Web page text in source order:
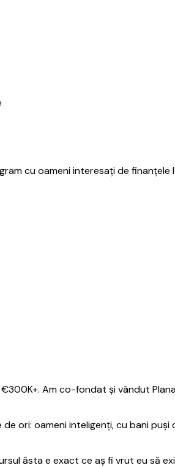
cu oameni interesați de
Am co-fondat și vândut
ori: oameni inteligenți, cu bani
ăsta e exact ce aș fi vrut eu să